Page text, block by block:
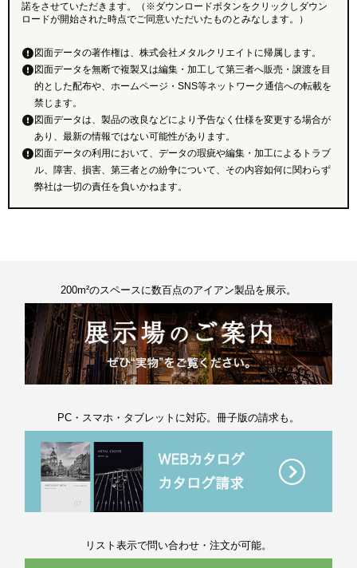
諾をさせていただきます。（※ダウンロードボタンをクリックしダウン
ロードが開始された時点でご同意いただいたものとみなします。）
図面データの著作権は、株式会社メタルクリエイトに帰属します。
図面データを無断で複製又は編集・加工して第三者へ販売・譲渡を目
的とした配布や、ホームページ・SNS等ネットワーク通信への転載を
禁じます。
図面データは、製品の改良などにより予告なく仕様を変更する場合が
あり、最新の情報ではない可能性があります。
図面データの利用において、データの瑕疵や編集・加工によるトラブ
ル、障害、損害、第三者との紛争について、その内容如何に関わらず
弊社は一切の責任を負いかねます。
200m²のスペースに数百点のアイアン製品を展示。
PC・スマホ・タブレットに対応。冊子版の請求も。
リスト表示で問い合わせ・注文が可能。